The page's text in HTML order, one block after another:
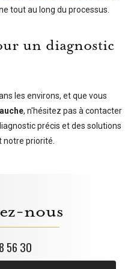
tout au long du processus.
un diagnostic
les environs, et que vous
, n'hésitez pas à contacter
précis et des solutions
notre priorité.
nous
56 30